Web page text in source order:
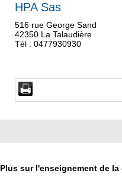
HPA Sas
516 rue George Sand
42350 La Talaudière
Tél : 0477930930
Plus sur l'enseignement de